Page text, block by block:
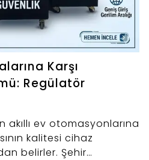
Karşı
Regülatör
akıllı ev otomasyonlarına
kalitesi cihaz
belirler. Şehir